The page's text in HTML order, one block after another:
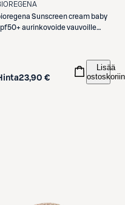
Sunscreen cream baby
aurinkovoide vauvoille
23,90 €
Lisää
ostoskoriin